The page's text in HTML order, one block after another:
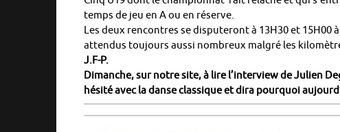
temps de jeu en A ou en réserve.
Les deux rencontres se disputeront à 13H30 et
attendus toujours aussi nombreux malgré les
J.F-P.
Dimanche, sur notre site, à lire l’interview de Julien
hésité avec la danse classique et dira pourquoi